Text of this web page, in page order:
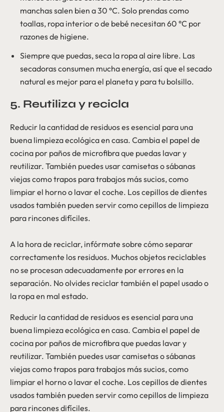
manchas salen bien a 30 °C. Solo prendas como
toallas, ropa interior o de bebé necesitan 60 °C por
razones de higiene.
Siempre que puedas, seca la ropa al aire libre. Las
secadoras consumen mucha energía, así que el secado
natural es mejor para el planeta y para tu bolsillo.
5. Reutiliza y recicla
Reducir la cantidad de residuos es esencial para una
buena limpieza ecológica en casa. Cambia el papel de
cocina por paños de microfibra que puedas lavar y
reutilizar. También puedes usar camisetas o sábanas
viejas como trapos para trabajos más sucios, como
limpiar el horno o lavar el coche. Los cepillos de dientes
usados también pueden servir como cepillos de limpieza
para rincones difíciles.
A la hora de reciclar, infórmate sobre cómo separar
correctamente los residuos. Muchos objetos reciclables
no se procesan adecuadamente por errores en la
separación. No olvides reciclar también el papel usado o
la ropa en mal estado.
Reducir la cantidad de residuos es esencial para una
buena limpieza ecológica en casa. Cambia el papel de
cocina por paños de microfibra que puedas lavar y
reutilizar. También puedes usar camisetas o sábanas
viejas como trapos para trabajos más sucios, como
limpiar el horno o lavar el coche. Los cepillos de dientes
usados también pueden servir como cepillos de limpieza
para rincones difíciles.